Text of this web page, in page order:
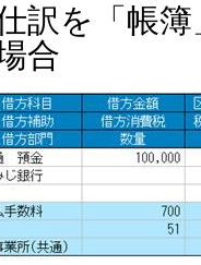
訳を「帳
合